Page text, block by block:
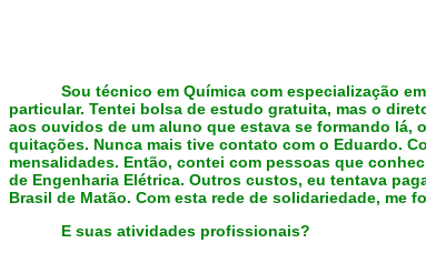
Sou técnico em Química com especialização
particular. Tentei bolsa de estudo gratuita, mas o
aos ouvidos de um aluno que estava se formando lá,
quitações. Nunca mais tive contato com o Eduardo.
mensalidades. Então, contei com pessoas que
de Engenharia Elétrica. Outros custos, eu tentava
Brasil de Matão. Com esta rede de solidariedade, me
E suas atividades profissionais?